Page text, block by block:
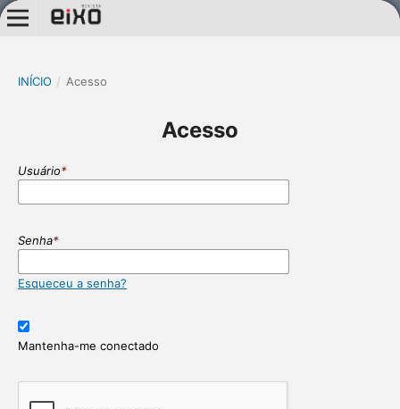
INÍCIO / Acesso
Acesso
Usuário*
Senha*
Esqueceu a senha?
Mantenha-me conectado